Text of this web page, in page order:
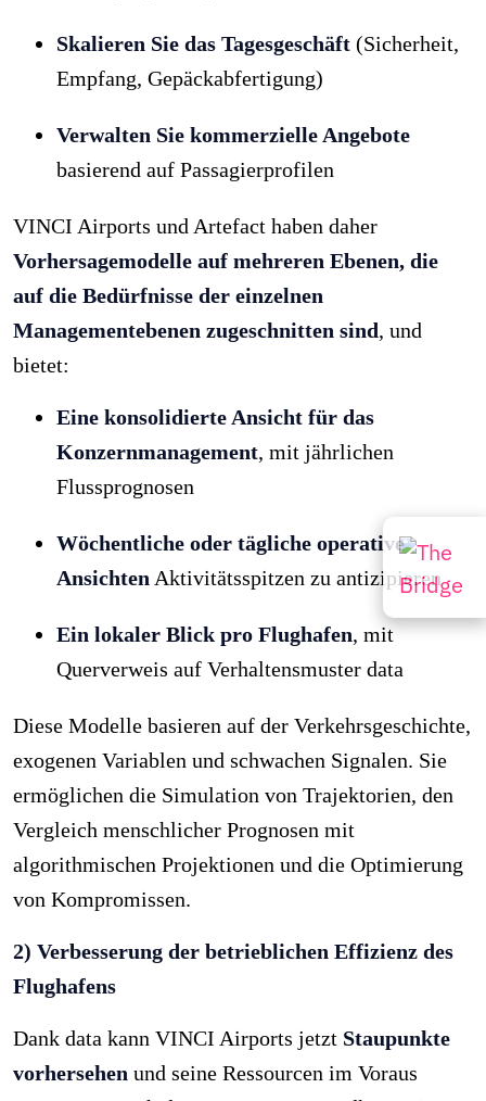
Skalieren Sie das Tagesgeschäft (Sicherheit,
Empfang, Gepäckabfertigung)
Verwalten Sie kommerzielle Angebote
basierend auf Passagierprofilen
VINCI Airports und Artefact haben daher
Vorhersagemodelle auf mehreren Ebenen, die
auf die Bedürfnisse der einzelnen
Managementebenen zugeschnitten sind, und
bietet:
Eine konsolidierte Ansicht für das
Konzernmanagement, mit jährlichen
Flussprognosen
Wöchentliche oder tägliche operative
Ansichten Aktivitätsspitzen zu antizipieren
Ein lokaler Blick pro Flughafen, mit
Querverweis auf Verhaltensmuster data
Diese Modelle basieren auf der Verkehrsgeschichte,
exogenen Variablen und schwachen Signalen. Sie
ermöglichen die Simulation von Trajektorien, den
Vergleich menschlicher Prognosen mit
algorithmischen Projektionen und die Optimierung
von Kompromissen.
2) Verbesserung der betrieblichen Effizienz des
Flughafens
Dank data kann VINCI Airports jetzt Staupunkte
vorhersehen und seine Ressourcen im Voraus